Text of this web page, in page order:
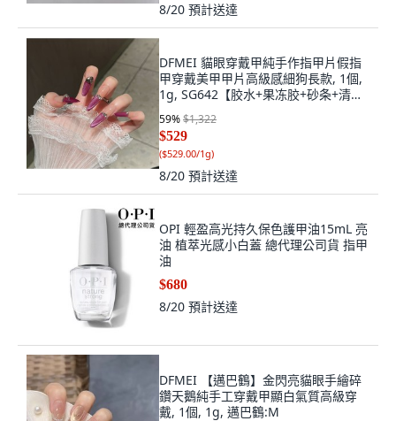
8/20 預計送達
DFMEI 貓眼穿戴甲純手作指甲片假指
甲穿戴美甲甲片高級感細狗長款, 1個,
1g, SG642【胶水+果冻胶+砂条+清洁
片+卸甲棒】:袋裝XS
59%$1,322
$529
($529.00/1g)
8/20 預計送達
OPI 輕盈高光持久保色護甲油15mL 亮
油 植萃光感小白蓋 總代理公司貨 指甲
油
$680
8/20 預計送達
DFMEI 【邁巴鶴】金閃亮貓眼手繪碎
鑽天鵝純手工穿戴甲顯白氣質高級穿
戴, 1個, 1g, 邁巴鶴:M